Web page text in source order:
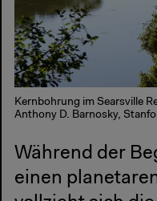
Kernbohrung im Searsville
Anthony D. Barnosky,
Während der
einen